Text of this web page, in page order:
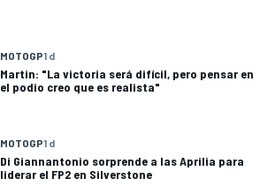
MOTOGP1 d
Martin: "La victoria será difícil, pero pensar en
el podio creo que es realista"
MOTOGP1 d
Di Giannantonio sorprende a las Aprilia para
liderar el FP2 en Silverstone